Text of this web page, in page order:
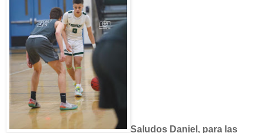
Saludos Daniel, para las